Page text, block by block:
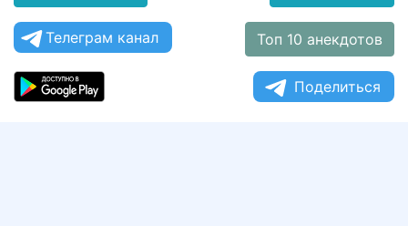
Телеграм канал Топ 10 анекдотов
Поделиться